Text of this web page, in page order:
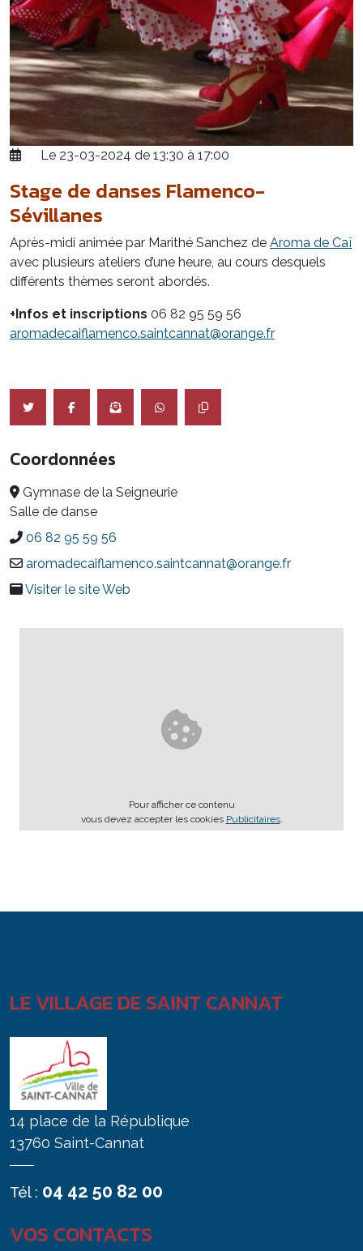
Le 23-03-2024 de 13:30 à 17:00
Stage de danses Flamenco-
Sévillanes
Après-midi animée par Marithé Sanchez de Aroma de Caï
avec plusieurs ateliers d’une heure, au cours desquels
différents thèmes seront abordés.
+Infos et inscriptions 06 82 95 59 56
aromadecaiflamenco.saintcannat@orange.fr
Coordonnées
Gymnase de la Seigneurie
Salle de danse
06 82 95 59 56
aromadecaiflamenco.saintcannat@orange.fr
Visiter le site Web
Pour afficher ce contenu
vous devez accepter les cookies Publicitaires.
LE VILLAGE DE SAINT CANNAT
14 place de la République
13760 Saint-Cannat
Tél : 04 42 50 82 00
VOS CONTACTS